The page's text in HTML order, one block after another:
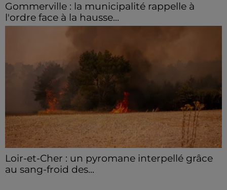
Gommerville : la municipalité rappelle à
l'ordre face à la hausse...
Incrustation de déchets, déjections sur les sites
hausse des incivilités, la mairie de Gommerville
hausse...
Loir-et-Cher : un pyromane interpellé grâce
au sang-froid des...